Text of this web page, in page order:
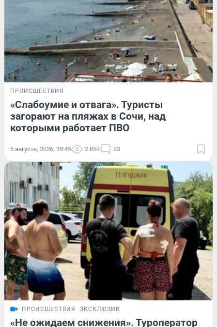
ПРОИСШЕСТВИЯ
«Слабоумие и отвага». Туристы
загорают на пляжах в Сочи, над
которыми работает ПВО
5 августа, 2026, 19:45 2 859 23
ПРОИСШЕСТВИЯ ЭКСКЛЮЗИВ
«Не ожидаем снижения». Туроператор